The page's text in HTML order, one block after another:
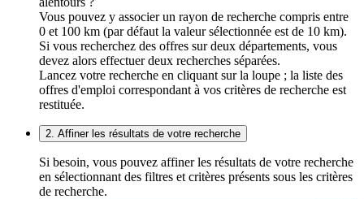
Vous pouvez y associer un rayon de recherche compris entre
0 et 100 km (par défaut la valeur sélectionnée est de 10 km).
Si vous recherchez des offres sur deux départements, vous
devez alors effectuer deux recherches séparées.
Lancez votre recherche en cliquant sur la loupe ; la liste des
offres d'emploi correspondant à vos critères de recherche est
restituée.
2. Affiner les résultats de votre recherche
Si besoin, vous pouvez affiner les résultats de votre recherche
en sélectionnant des filtres et critères présents sous les critères
de recherche.